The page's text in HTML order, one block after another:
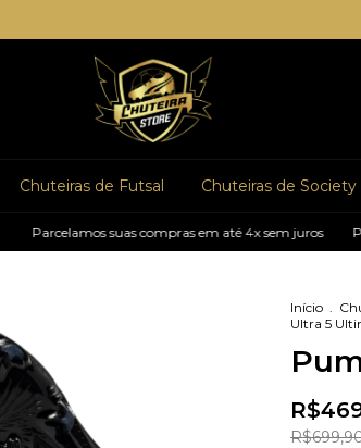
Chuteiras de Futsal Chuteiras de Society
Parcelamos suas compras em até 4x sem juros Pague
Início
Ultra 5